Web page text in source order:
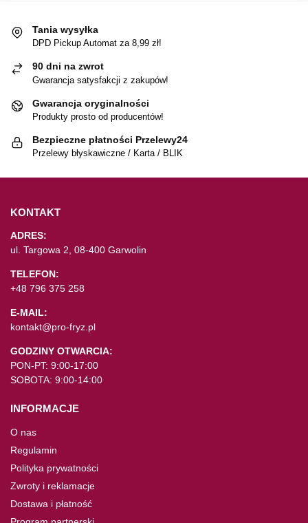
Tania wysyłka
DPD Pickup Automat za 8,99 zł!
90 dni na zwrot
Gwarancja satysfakcji z zakupów!
Gwarancja oryginalności
Produkty prosto od producentów!
Bezpieczne płatności Przelewy24
Przelewy błyskawiczne / Karta / BLIK
KONTAKT
ADRES:
ul. Targowa 2, 08-400 Garwolin
TELEFON:
+48 796 375 258
E-MAIL:
kontakt@pro-fryz.pl
GODZINY OTWARCIA:
PON-PT: 9:00-17:00
SOBOTA: 9:00-14:00
INFORMACJE
O nas
Regulamin
Polityka prywatności
Zwroty i reklamacje
Dostawa i płatność